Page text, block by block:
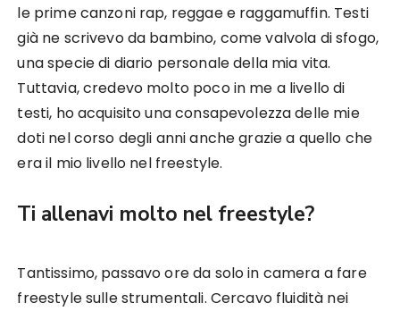
le prime canzoni rap, reggae e raggamuffin. Testi
già ne scrivevo da bambino, come valvola di sfogo,
una specie di diario personale della mia vita.
Tuttavia, credevo molto poco in me a livello di
testi, ho acquisito una consapevolezza delle mie
doti nel corso degli anni anche grazie a quello che
era il mio livello nel freestyle.
Ti allenavi molto nel freestyle?
Tantissimo, passavo ore da solo in camera a fare
freestyle sulle strumentali. Cercavo fluidità nei